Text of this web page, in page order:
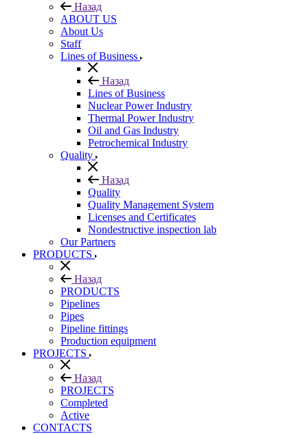
Назад
ABOUT US
About Us
Staff
Lines of Business
Назад
Lines of Business
Nuclear Power Industry
Thermal Power Industry
Oil and Gas Industry
Petrochemical Industry
Quality
Назад
Quality
Quality Management System
Licenses and Certificates
Nondestructive inspection lab
Our Partners
PRODUCTS
Назад
PRODUCTS
Pipelines
Pipes
Pipeline fittings
Production equipment
PROJECTS
Назад
PROJECTS
Completed
Active
CONTACTS